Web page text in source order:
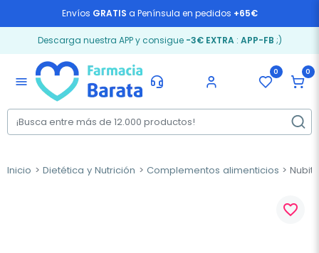
Envíos GRATIS a Península en pedidos +65€
Descarga nuestra APP y consigue -3€ EXTRA: APP-FB ;)
menu
0 0
Inicio Dietética y Nutrición Complementos alimenticios
favorite_border